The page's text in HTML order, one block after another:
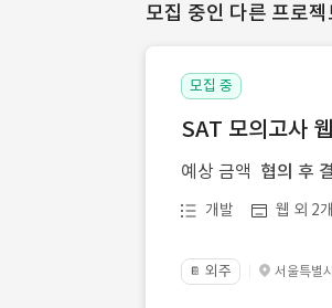
모집 중인 다른 프로젝
모집 중
SAT 모의고사
예상 금액 협의 후
개발 웹 외 2개
📔 외주 서울특별